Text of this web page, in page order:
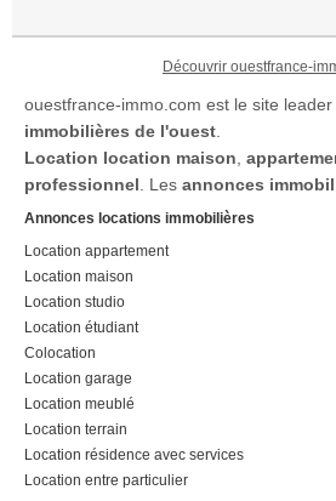
Découvrir ouestfrance-
ouestfrance-immo.com est le site leader
immobilières de l'ouest
Location location maison
professionnel . Les annonces
Annonces locations immobilières
Location appartement
Location maison
Location studio
Location étudiant
Colocation
Location garage
Location meublé
Location terrain
Location résidence avec services
Location entre particulier